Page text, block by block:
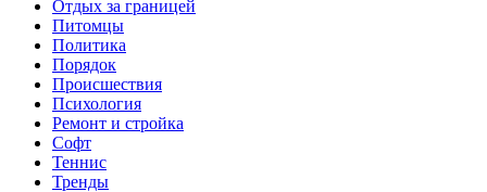
Отдых за границей
Питомцы
Политика
Порядок
Происшествия
Психология
Ремонт и стройка
Софт
Теннис
Тренды